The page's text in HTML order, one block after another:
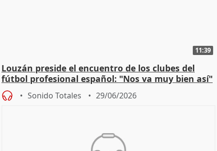
11:39
Louzán preside el encuentro de los clubes del
fútbol profesional español: "Nos va muy bien así"
Sonido Totales 29/06/2026